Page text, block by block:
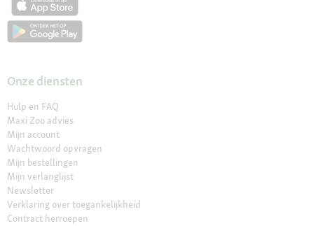
Onze diensten
Hulp en FAQ
Maxi Zoo advies
Mijn account
Wachtwoord opvragen
Mijn bestellingen
Mijn verlanglijst
Newsletter
Verklaring over toegankelijkheid
Contract herroepen